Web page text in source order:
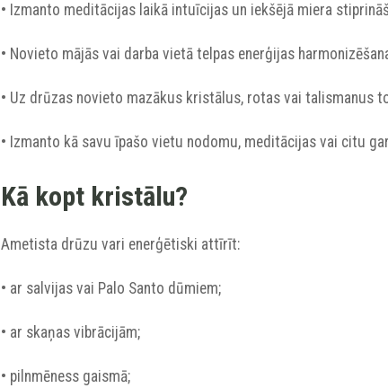
• Izmanto meditācijas laikā intuīcijas un iekšējā miera
• Novieto mājās vai darba vietā telpas enerģijas
• Uz drūzas novieto mazākus kristālus, rotas vai talismanus
• Izmanto kā savu īpašo vietu nodomu, meditācijas vai citu
Kā kopt kristālu?
Ametista drūzu vari enerģētiski attīrīt:
• ar salvijas vai Palo Santo dūmiem;
• ar skaņas vibrācijām;
• pilnmēness gaismā;